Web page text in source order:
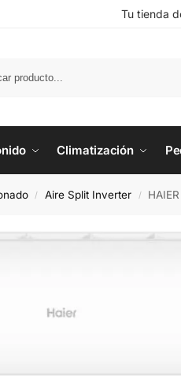
Tu tienda
Climatización
/ Aire Split Inverter /